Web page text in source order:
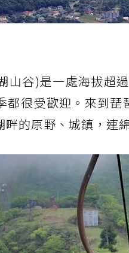
山谷)是一處海拔超
都很受歡迎。來到
的原野、城鎮，連